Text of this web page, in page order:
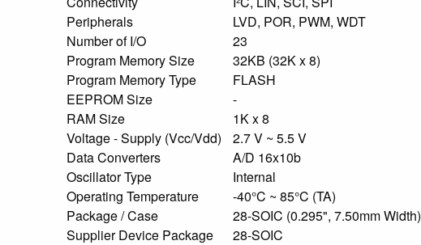
Peripherals
LVD, POR, PWM, WDT
Number of I/O
23
Program Memory Size
32KB (32K x 8)
Program Memory Type
FLASH
EEPROM Size
-
RAM Size
1K x 8
Voltage - Supply (Vcc/Vdd)
2.7 V ~ 5.5 V
Data Converters
A/D 16x10b
Oscillator Type
Internal
Operating Temperature
-40°C ~ 85°C (TA)
Package / Case
28-SOIC (0.295", 7.50mm Width)
Supplier Device Package
28-SOIC